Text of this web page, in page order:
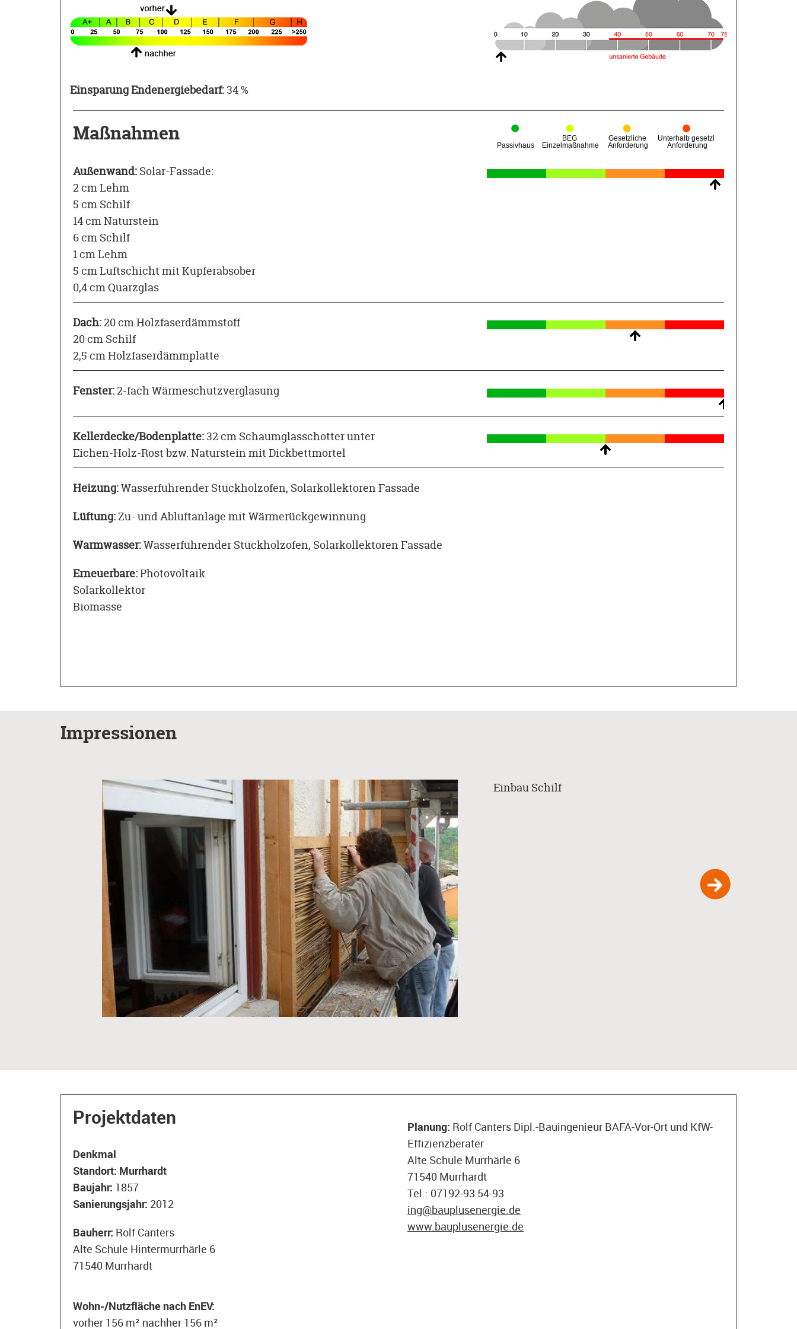
Energieeinsatzes für die Herstellung und Entsorgung der Solarfassade. Über das denkmalgeschützte Modellprojekt sagt Rolf Canters,
dessen Ingenieurbüro sich seit der Sanierung im Haus befindet, nicht ohne Stolz: „Da wir nur Holz und Ökostrom für die Pumpen und
den zusätzlichen Heizstab verwenden, ist das Gebäude schon heute zu 100 Prozent CO2-neutral.
Einsparung Endenergiebedarf:34 %
Maßnahmen
Außenwand: Solar-Fassade:
2 cm Lehm
5 cm Schilf
14 cm Naturstein
6 cm Schilf
1 cm Lehm
5 cm Luftschicht mit Kupferabsober
0,4 cm Quarzglas
Dach:20 cm Holzfaserdämmstoff
20 cm Schilf
2,5 cm Holzfaserdämmplatte
Fenster:2-fach Wärmeschutzverglasung
Kellerdecke/Bodenplatte:32 cm Schaumglasschotter unter
Eichen-Holz-Rost bzw. Naturstein mit Dickbettmörtel
Heizung:Wasserführender Stückholzofen, Solarkollektoren Fassade
Lüftung:Zu- und Abluftanlage mit Wärmerückgewinnung
Warmwasser:Wasserführender Stückholzofen, Solarkollektoren Fassade
Erneuerbare:Photovoltaik
Solarkollektor
Biomasse
Impressionen
Einbau Schilf
Projektdaten
Denkmal
Standort: Murrhardt
Baujahr: 1857
Sanierungsjahr: 2012
Bauherr: Rolf Canters
Alte Schule Hintermurrhärle 6
71540 Murrhardt
Wohn-/Nutzfläche nach EnEV:
vorher 156 m² nachher 156 m²
Planung: Rolf Canters Dipl.-Bauingenieur BAFA-Vor-Ort und KfW-
Effizienzberater
Alte Schule Murrhärle 6
71540 Murrhardt
Tel.: 07192-93 54-93
ing@bauplusenergie.de
www.bauplusenergie.de